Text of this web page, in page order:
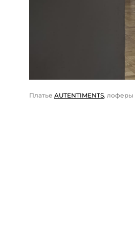
Платье AUTENTIMENTS, лоферы